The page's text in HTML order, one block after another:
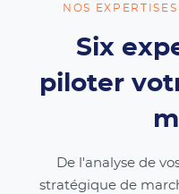
NOS
Six
piloter
De l'analyse de
stratégique de